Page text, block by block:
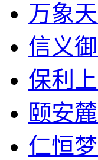
万象
信义
保利
颐安
仁恒